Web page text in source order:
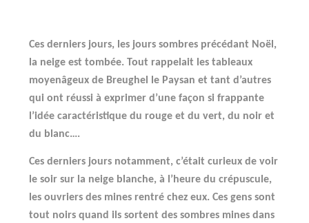
Ces derniers jours, les jours sombres précédant Noël,
la neige est tombée. Tout rappelait les tableaux
moyenâgeux de Breughel le Paysan et tant d’autres
qui ont réussi à exprimer d’une façon si frappante
l’idée caractéristique du rouge et du vert, du noir et
du blanc….
Ces derniers jours notamment, c’était curieux de voir
le soir sur la neige blanche, à l’heure du crépuscule,
les ouvriers des mines rentré chez eux. Ces gens sont
tout noirs quand ils sortent des sombres mines dans